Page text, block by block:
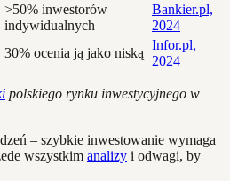
>50% inwestorów
indywidualnych
Bankier.pl,
2024
30% ocenia ją jako niską
Infor.pl,
2024
polskiego rynku inwestycyjnego w
– szybkie inwestowanie wymaga
wszystkim analizy i odwagi, by